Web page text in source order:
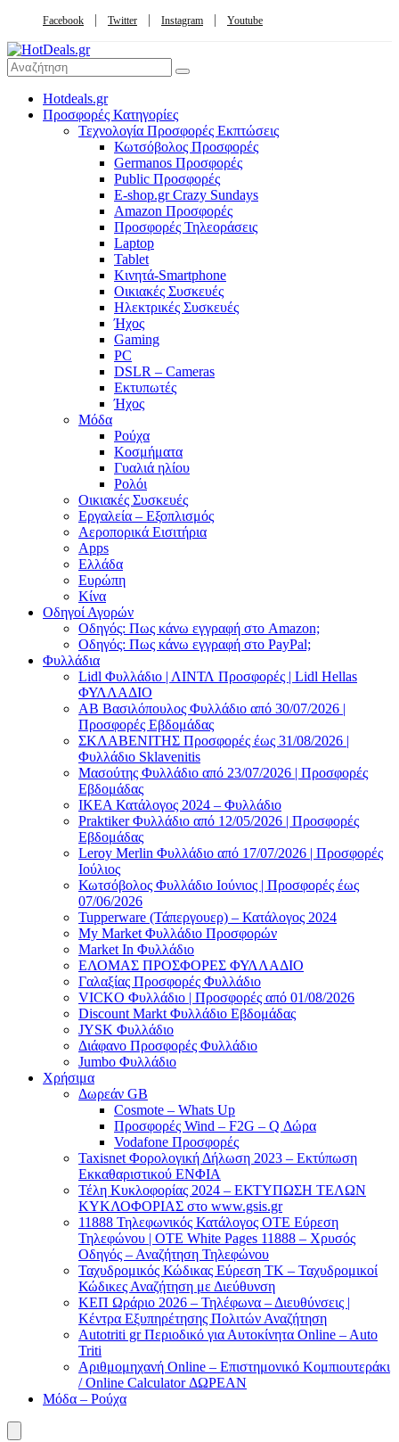
Facebook Twitter Instagram Youtube
Hotdeals.gr
Προσφορές Κατηγορίες
Τεχνολογία Προσφορές Εκπτώσεις
Κωτσόβολος Προσφορές
Germanos Προσφορές
Public Προσφορές
E-shop.gr Crazy Sundays
Amazon Προσφορές
Προσφορές Τηλεοράσεις
Laptop
Tablet
Κινητά-Smartphone
Οικιακές Συσκευές
Hλεκτρικές Συσκευές
Ήχος
Gaming
PC
DSLR – Cameras
Εκτυπωτές
Ήχος
Μόδα
Ρούχα
Κοσμήματα
Γυαλιά ηλίου
Ρολόι
Οικιακές Συσκευές
Εργαλεία – Εξοπλισμός
Αεροπορικά Εισιτήρια
Apps
Ελλάδα
Ευρώπη
Κίνα
Οδηγοί Αγορών
Οδηγός: Πως κάνω εγγραφή στο Amazon;
Οδηγός: Πως κάνω εγγραφή στο PayPal;
Φυλλάδια
Lidl Φυλλάδιο | ΛΙΝΤΛ Προσφορές | Lidl Hellas
ΦΥΛΛΑΔΙΟ
AB Βασιλόπουλος Φυλλάδιο από 30/07/2026 |
Προσφορές Εβδομάδας
ΣΚΛΑΒΕΝΙΤΗΣ Προσφορές έως 31/08/2026 |
Φυλλάδιο Sklavenitis
Μασούτης Φυλλάδιο από 23/07/2026 | Προσφορές
Εβδομάδας
ΙΚΕΑ Κατάλογος 2024 – Φυλλάδιο
Praktiker Φυλλάδιο από 12/05/2026 | Προσφορές
Εβδομάδας
Leroy Merlin Φυλλάδιο από 17/07/2026 | Προσφορές
Ιούλιος
Κωτσόβολος Φυλλάδιο Ιούνιος | Προσφορές έως
07/06/2026
Tupperware (Τάπεργουερ) – Κατάλογος 2024
My Market Φυλλάδιο Προσφορών
Market In Φυλλάδιο
ΕΛΟΜΑΣ ΠΡΟΣΦΟΡΕΣ ΦΥΛΛΑΔΙΟ
Γαλαξίας Προσφορές Φυλλάδιο
VICKO Φυλλάδιο | Προσφορές από 01/08/2026
Discount Markt Φυλλάδιο Εβδομάδας
JYSK Φυλλάδιο
Διάφανο Προσφορές Φυλλάδιο
Jumbo Φυλλάδιο
Χρήσιμα
Δωρεάν GB
Cosmote – Whats Up
Προσφορές Wind – F2G – Q Δώρα
Vodafone Προσφορές
Taxisnet Φορολογική Δήλωση 2023 – Εκτύπωση
Εκκαθαριστικού EΝΦΙΑ
Τέλη Kυκλοφορίας 2024 – ΕΚΤΥΠΩΣΗ ΤΕΛΩΝ
ΚΥΚΛΟΦΟΡΙΑΣ στο www.gsis.gr
11888 Τηλεφωνικός Κατάλογος ΟΤΕ Εύρεση
Τηλεφώνου | OTE White Pages 11888 – Χρυσός
Οδηγός – Αναζήτηση Τηλεφώνου
Ταχυδρομικός Κώδικας Εύρεση ΤΚ – Ταχυδρομικοί
Κώδικες Αναζήτηση με Διεύθυνση
ΚΕΠ Ωράριο 2026 – Τηλέφωνα – Διευθύνσεις |
Κέντρα Εξυπηρέτησης Πολιτών Αναζήτηση
Autotriti gr Περιοδικό για Αυτοκίνητα Online – Auto
Triti
Αριθμομηχανή Online – Επιστημονικό Κομπιουτεράκι
/ Online Calculator ΔΩΡΕΑΝ
Μόδα – Ρούχα